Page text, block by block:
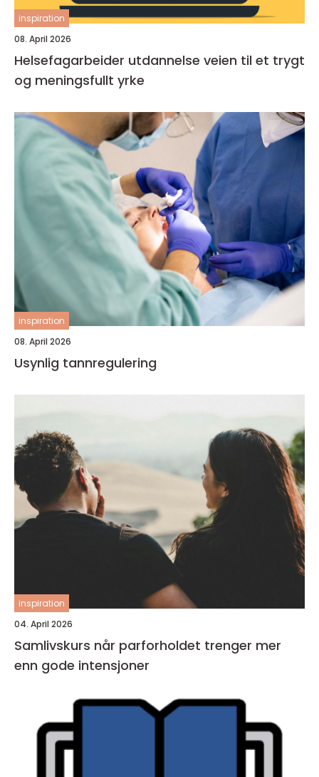
inspiration
08. April 2026
Helsefagarbeider utdannelse veien til et trygt
og meningsfullt yrke
inspiration
08. April 2026
Usynlig tannregulering
inspiration
04. April 2026
Samlivskurs når parforholdet trenger mer
enn gode intensjoner